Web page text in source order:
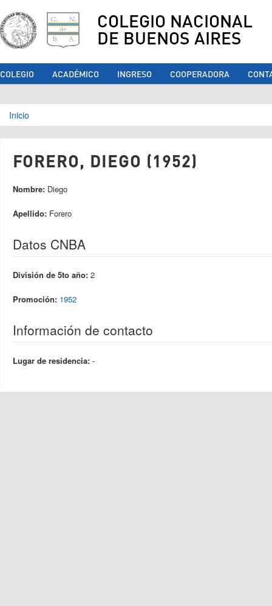
COLEGIO NACIONAL
DE BUENOS AIRES
COLEGIO ACADÉMICO INGRESO COOPERADORA
Se encuentra usted aquí
Inicio
FORERO, DIEGO (1952)
Nombre: Diego
Apellido: Forero
Datos CNBA
División de 5to año: 2
Promoción: 1952
Información de contacto
Lugar de residencia: -